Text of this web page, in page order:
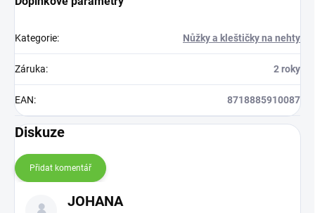
Kategorie: Nůžky a kleštičky na nehty
Záruka: 2 roky
EAN: 8718885910087
Diskuze
Přidat komentář
JOHANA